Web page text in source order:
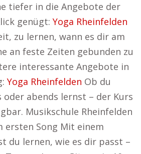
tiefer in die Angebote der
genügt: Yoga Rheinfelden
zu lernen, wann es dir am
an feste Zeiten gebunden zu
interessante Angebote in
Yoga Rheinfelden Ob du
abends lernst – der Kurs
Musikschule Rheinfelden
ersten Song Mit einem
du lernen, wie es dir passt –